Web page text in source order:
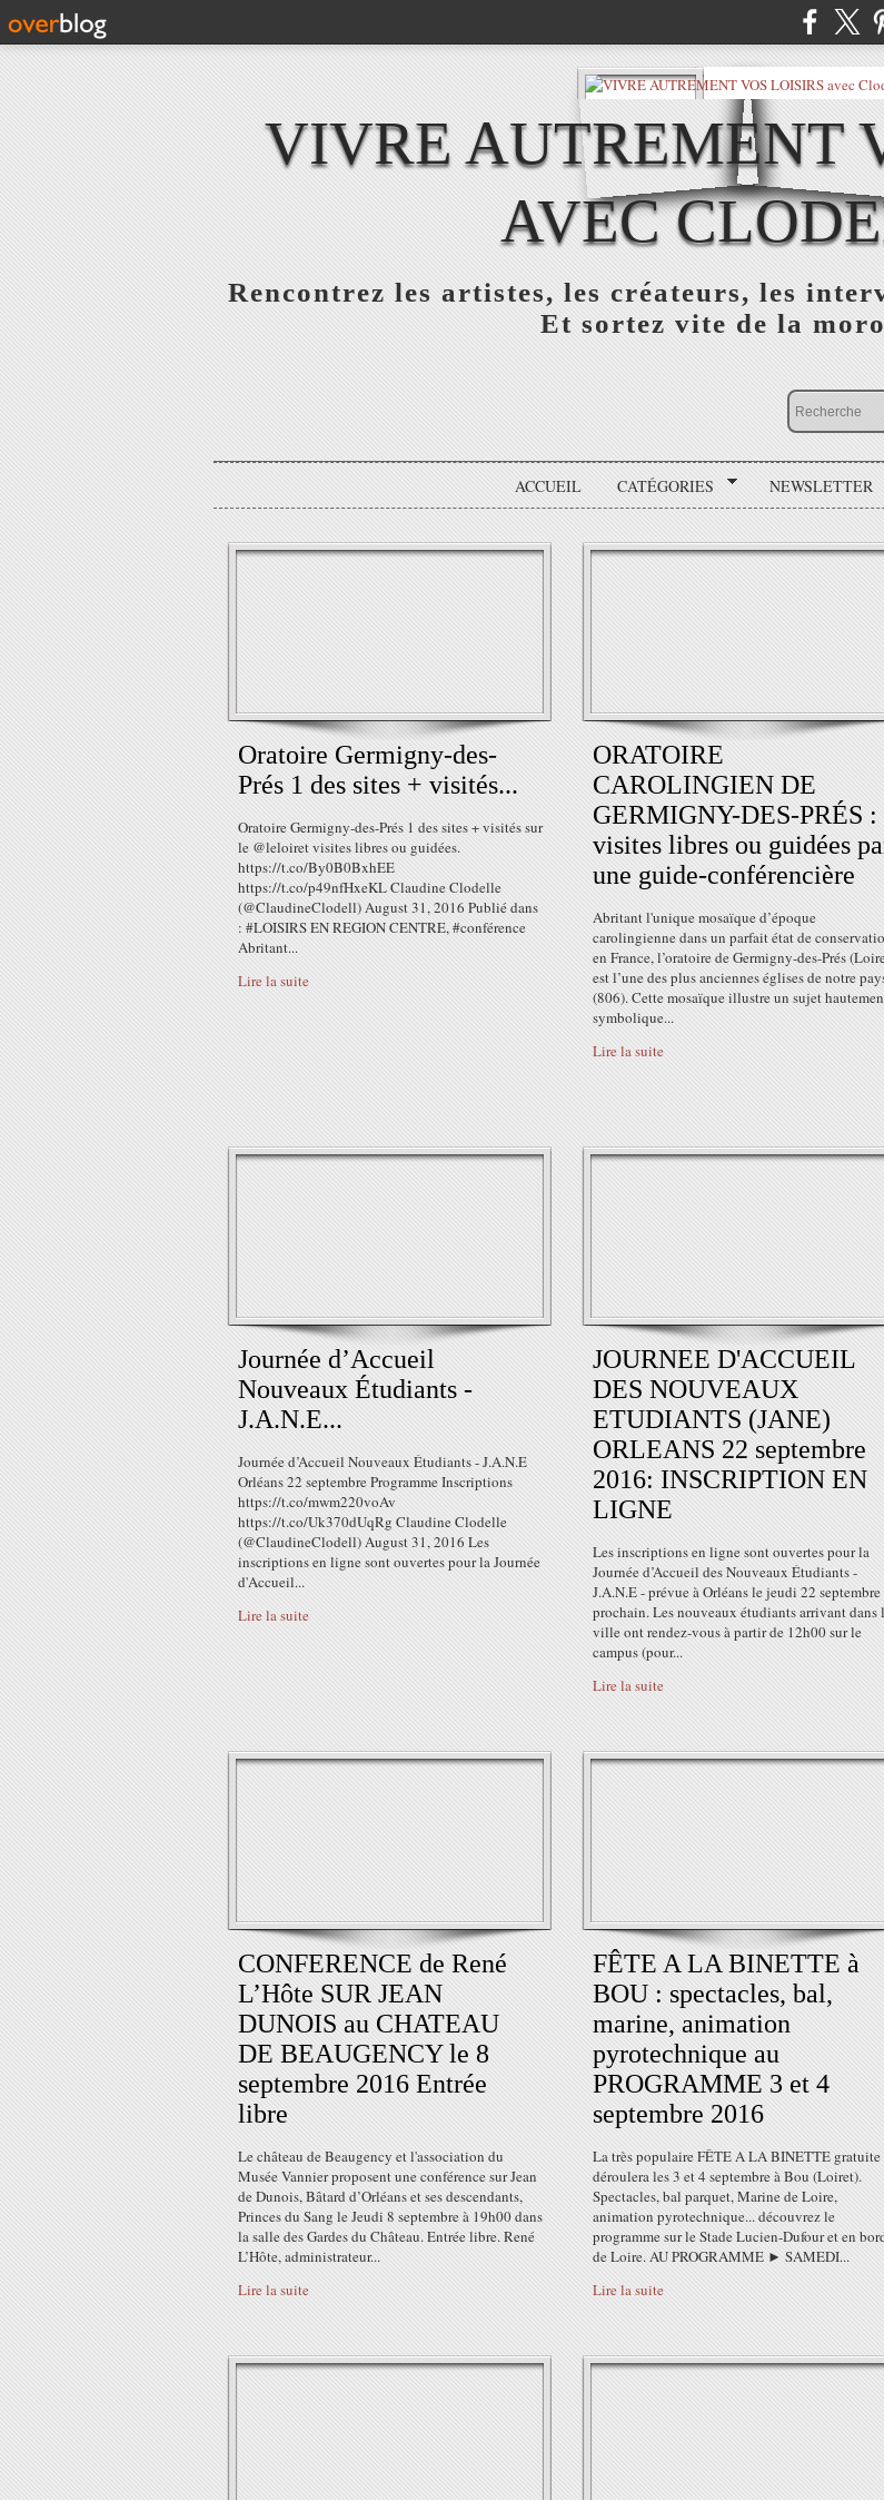
VIVRE AUTREMENT
AVEC
Rencontrez les artistes, les créateurs, les
Et sortez vite de la
ACCUEIL CATÉGORIES NEWSLETTER
Oratoire Germigny-des-
Prés 1 des sites + visités...
Oratoire Germigny-des-Prés 1 des sites + visités sur
le @leloiret visites libres ou guidées.
https://t.co/By0B0BxhEE
https://t.co/p49nfHxeKL Claudine Clodelle
(@ClaudineClodell) August 31, 2016 Publié dans
: #LOISIRS EN REGION CENTRE, #conférence
Abritant...
Lire la suite
ORATOIRE
CAROLINGIEN DE
GERMIGNY-DES-PRÉS :
visites libres ou guidées
une guide-conférencière
Abritant l'unique mosaïque d’époque
carolingienne dans un parfait état de
en France, l’oratoire de Germigny-des-Prés
est l’une des plus anciennes églises de notre
(806). Cette mosaïque illustre un sujet
symbolique...
Lire la suite
Journée d’Accueil
Nouveaux Étudiants -
J.A.N.E...
Journée d’Accueil Nouveaux Étudiants - J.A.N.E
Orléans 22 septembre Programme Inscriptions
https://t.co/mwm220voAv
https://t.co/Uk370dUqRg Claudine Clodelle
(@ClaudineClodell) August 31, 2016 Les
inscriptions en ligne sont ouvertes pour la Journée
d'Accueil...
Lire la suite
JOURNEE D'ACCUEIL
DES NOUVEAUX
ETUDIANTS (JANE)
ORLEANS 22 septembre
2016: INSCRIPTION EN
LIGNE
Les inscriptions en ligne sont ouvertes pour la
Journée d’Accueil des Nouveaux Étudiants -
J.A.N.E - prévue à Orléans le jeudi 22 septembre
prochain. Les nouveaux étudiants arrivant dans
ville ont rendez-vous à partir de 12h00 sur le
campus (pour...
Lire la suite
CONFERENCE de René
L’Hôte SUR JEAN
DUNOIS au CHATEAU
DE BEAUGENCY le 8
septembre 2016 Entrée
libre
Le château de Beaugency et l'association du
Musée Vannier proposent une conférence sur Jean
de Dunois, Bâtard d’Orléans et ses descendants,
Princes du Sang le Jeudi 8 septembre à 19h00 dans
la salle des Gardes du Château. Entrée libre. René
L’Hôte, administrateur...
Lire la suite
FÊTE A LA BINETTE à
BOU : spectacles, bal,
marine, animation
pyrotechnique au
PROGRAMME 3 et 4
septembre 2016
La très populaire FÊTE A LA BINETTE gratuite
déroulera les 3 et 4 septembre à Bou (Loiret).
Spectacles, bal parquet, Marine de Loire,
animation pyrotechnique... découvrez le
programme sur le Stade Lucien-Dufour et en
de Loire. AU PROGRAMME ► SAMEDI...
Lire la suite